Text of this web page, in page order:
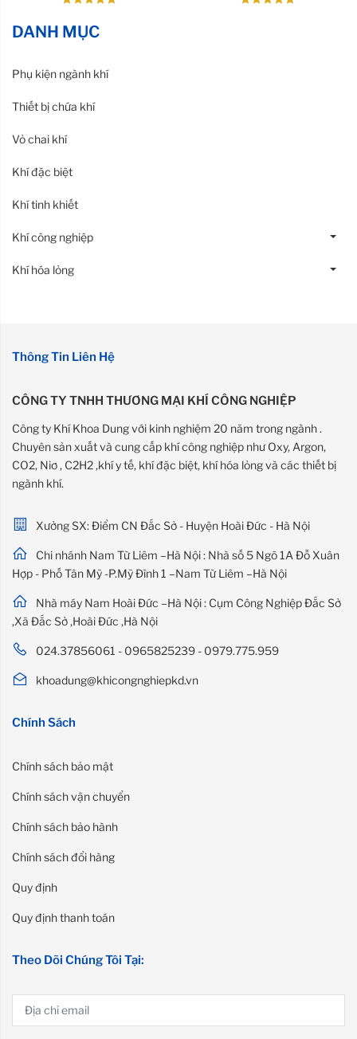
DANH MỤC
Phụ kiện ngành khí
Thiết bị chứa khí
Vỏ chai khí
Khí đặc biệt
Khí tinh khiết
Khí công nghiệp
Khí hóa lỏng
Thông Tin Liên Hệ
CÔNG TY TNHH THƯƠNG MẠI KHÍ CÔNG NGHIỆP
Công ty Khí Khoa Dung với kinh nghiệm 20 năm trong ngành .
Chuyên sản xuất và cung cấp khí công nghiệp như Oxy, Argon,
CO2, Niơ , C2H2 ,khí y tế, khí đặc biệt, khí hóa lỏng và các thiết bị
ngành khí.
Xưởng SX: Điểm CN Đắc Sở - Huyện Hoài Đức - Hà Nội
Chi nhánh Nam Từ Liêm –Hà Nội : Nhà số 5 Ngõ 1A Đỗ Xuân
Hợp - Phố Tân Mỹ -P.Mỹ Đình 1 –Nam Từ Liêm –Hà Nội
Nhà máy Nam Hoài Đức –Hà Nội : Cụm Công Nghiệp Đắc Sở
,Xã Đắc Sở ,Hoài Đức ,Hà Nội
024.37856061 - 0965825239 - 0979.775.959
khoadung@khicongnghiepkd.vn
Chính Sách
Chính sách bảo mật
Chính sách vận chuyển
Chính sách bảo hành
Chính sách đổi hàng
Quy định
Quy định thanh toán
Theo Dõi Chúng Tôi Tại: